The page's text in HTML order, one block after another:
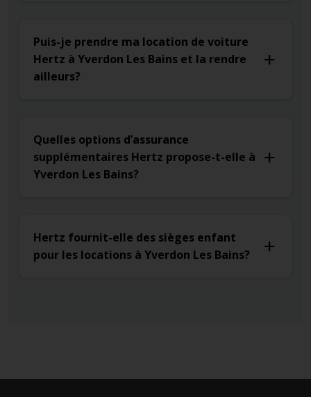
Puis-je prendre ma location de voiture
Hertz à Yverdon Les Bains et la rendre
ailleurs?
Quelles options d’assurance
supplémentaires Hertz propose-t-elle à
Yverdon Les Bains?
Hertz fournit-elle des sièges enfant
pour les locations à Yverdon Les Bains?